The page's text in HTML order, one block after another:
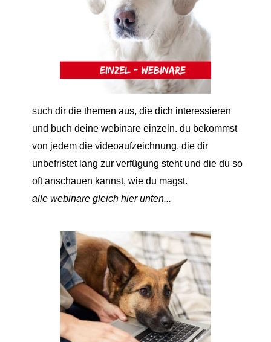
such dir die themen aus, die dich interessieren
und buch deine webinare einzeln. du bekommst
von jedem die videoaufzeichnung, die dir
unbefristet lang zur verfügung steht und die du so
oft anschauen kannst, wie du magst.
alle webinare gleich hier unten...